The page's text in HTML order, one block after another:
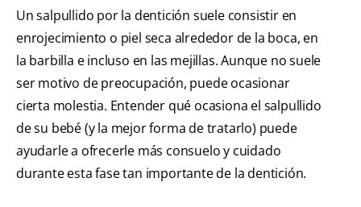
Un salpullido por la dentición suele consistir en
enrojecimiento o piel seca alrededor de la boca, en
la barbilla e incluso en las mejillas. Aunque no suele
ser motivo de preocupación, puede ocasionar
cierta molestia. Entender qué ocasiona el salpullido
de su bebé (y la mejor forma de tratarlo) puede
ayudarle a ofrecerle más consuelo y cuidado
durante esta fase tan importante de la dentición.